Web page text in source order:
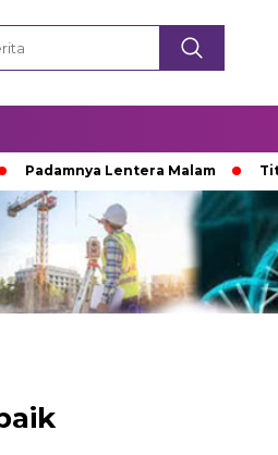
Lentera Malam Titik Temu